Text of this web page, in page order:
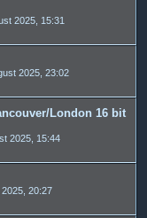
2025, 15:31
2025, 23:02
London 16 bit
2025, 15:44
20:27